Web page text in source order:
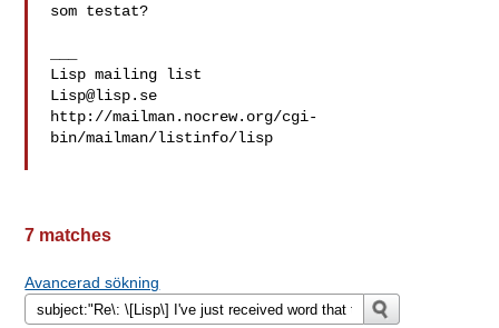
som testat?
Lisp@lisp.se
http://mailman.nocrew.org/cgi-
bin/mailman/listinfo/lisp
7 matches
Avancerad sökning